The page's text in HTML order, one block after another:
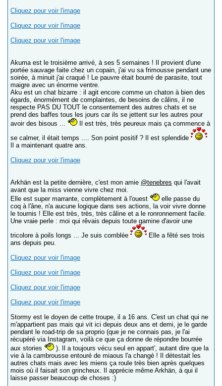
Cliquez pour voir l'image
Cliquez pour voir l'image
Cliquez pour voir l'image
Akuma est le troisième arrivé, à ses 5 semaines ! Il provient d'une
portée sauvage faite chez un copain, j'ai vu sa frimousse pendant une
soirée, à minuit j'ai craqué ! Le pauvre était bourré de parasite, tout
maigre avec un énorme ventre.
Aku est un chat bizarre : il agit encore comme un chaton à bien des
égards, énormément de complaintes, de besoins de câlins, il ne
respecte PAS DU TOUT le consentement des autres chats et se
prend des baffes tous les jours car ils se jettent sur les autres pour
avoir des bisous ...
Il est très, très peureux mais ça commence à
se calmer, il était temps .... Son point positif ? Il est splendide
Il a maintenant quatre ans.
Cliquez pour voir l'image
Arkhän est la petite dernière, c'est mon amie @tenebres qui l'avait
avant que la miss vienne vivre chez moi.
Elle est super marrante, complètement à l'ouest
elle passe du
coq à l'âne, n'a aucune logique dans ses actions, la voir vivre donne
le tournis ! Elle est très, très, très câline et a le ronronnement facile.
Une vraie perle : moi qui rêvais depuis toute gamine d'avoir une
tricolore à poils longs ... Je suis comblée
Elle a fêté ses trois
ans depuis peu.
Cliquez pour voir l'image
Cliquez pour voir l'image
Cliquez pour voir l'image
Cliquez pour voir l'image
Stormy est le doyen de cette troupe, il a 16 ans. C'est un chat qui ne
m'appartient pas mais qui vit ici depuis deux ans et demi, je le garde
pendant le road-trip de sa proprio (que je ne connais pas, je l'ai
récupéré via Instagram, voilà ce que ça donne de répondre bourrée
aux stories
). Il a toujours vécu seul en appart', autant dire que la
vie à la cambrousse entouré de miaous l'a changé ! Il détestait les
autres chats mais avec les miens ça roule très bien après quelques
mois où il faisait son grincheux. Il apprécie même Arkhän, à qui il
laisse passer beaucoup de choses :)